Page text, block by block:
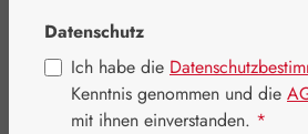
Datenschutz
Ich habe die
Kenntnis genommen und die
mit ihnen einverstanden. *